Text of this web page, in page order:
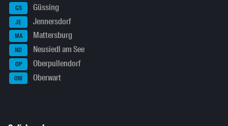
GS Güssing
JE Jennersdorf
MA Mattersburg
ND Neusiedl am See
OP Oberpullendorf
OW Oberwart